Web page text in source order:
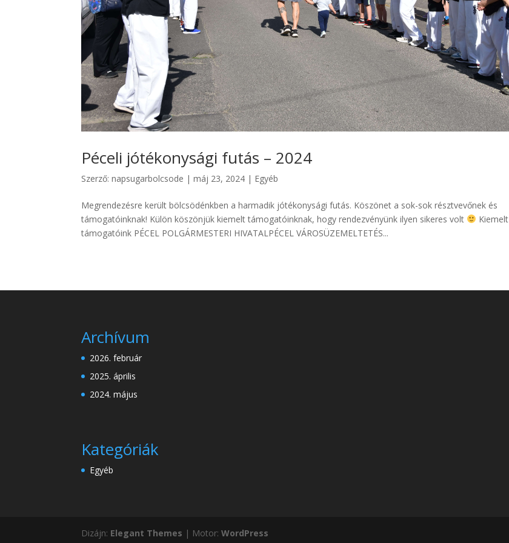
Péceli jótékonysági futás – 2024
Szerző:napsugarbolcsode |máj 23, 2024 | Egyéb
Megrendezésre került bölcsödénkben a harmadik jótékonysági futás. Köszönet a sok-sok résztvevőnek és
támogatóinknak! Külön köszönjük kiemelt támogatóinknak, hogy rendezvényünk ilyen sikeres volt
Kiemelt
támogatóink PÉCEL POLGÁRMESTERI HIVATALPÉCEL VÁROSÜZEMELTETÉS...
Archívum
2026. február
2025. április
2024. május
Kategóriák
Egyéb
Dizájn: Elegant Themes | Motor:WordPress